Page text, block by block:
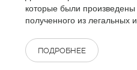
которые были
полученного из легальных
ПОДРОБНЕЕ